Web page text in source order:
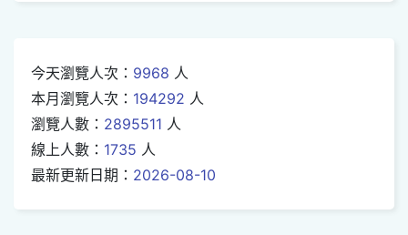
今天瀏覽人次： 9968 人
本月瀏覽人次： 194292 人
瀏覽人數： 2895511 人
線上人數： 1735 人
最新更新日期： 2026-08-10